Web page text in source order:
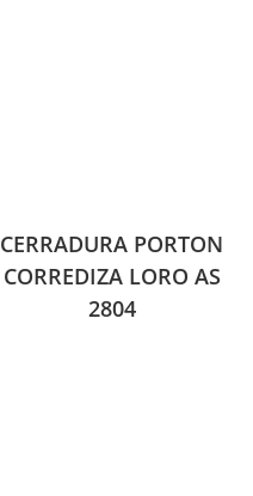
CERRADURA PORTON
CORREDIZA LORO AS
2804